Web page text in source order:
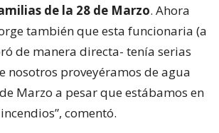
de la 28 de Marzo. Ahora
también que esta funcionaria (a
de manera directa- tenía serias
nosotros proveyéramos de agua
Marzo a pesar que estábamos en
comentó.